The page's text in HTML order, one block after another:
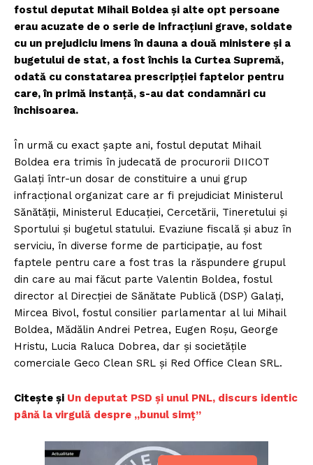
fostul deputat Mihail Boldea și alte opt persoane
erau acuzate de o serie de infracțiuni grave, soldate
cu un prejudiciu imens în dauna a două ministere și a
bugetului de stat, a fost închis la Curtea Supremă,
odată cu constatarea prescripției faptelor pentru
care, în primă instanță, s-au dat condamnări cu
închisoarea.
În urmă cu exact șapte ani, fostul deputat Mihail
Boldea era trimis în judecată de procurorii DIICOT
Galați într-un dosar de constituire a unui grup
infracțional organizat care ar fi prejudiciat Ministerul
Sănătății, Ministerul Educaţiei, Cercetării, Tineretului şi
Sportului și bugetul statului. Evaziune fiscală și abuz în
serviciu, în diverse forme de participație, au fost
faptele pentru care a fost tras la răspundere grupul
din care au mai făcut parte Valentin Boldea, fostul
director al Direcţiei de Sănătate Publică (DSP) Galaţi,
Mircea Bivol, fostul consilier parlamentar al lui Mihail
Boldea, Mădălin Andrei Petrea, Eugen Roşu, George
Hristu, Lucia Raluca Dobrea, dar şi societăţile
comerciale Geco Clean SRL şi Red Office Clean SRL.
Citește și Un deputat PSD și unul PNL, discurs identic
până la virgulă despre „bunul simț”